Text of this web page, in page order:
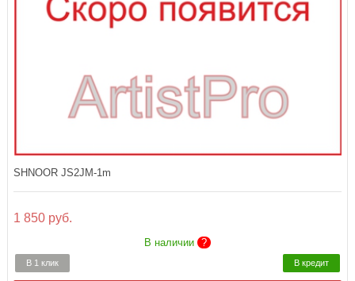
SHNOOR JS2JM-1m
1 850 руб.
В наличии ?
В 1 клик В кредит